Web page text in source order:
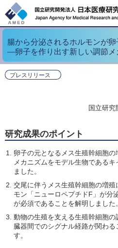
腸から分泌されるホルモンが
―卵子を作り出す新しい調節
プレスリリース
国立研
研究成果のポイント
卵子の元となるメス生殖幹細胞
メカニズムをモデル生物である
ました。
交尾に伴うメス生殖幹細胞の増
モン「ニューロペプチドF」が分
が必須であることを解明しました
動物の生殖を支える生殖幹細胞
臓器間でのシグナル経路が関わ
す。